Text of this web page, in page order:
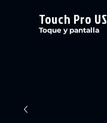
Touch Pro US
Toque y pantalla